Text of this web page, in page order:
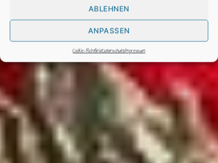
ABLEHNEN
ANPASSEN
Cookie-RichtlinieDatenschutzImpressum